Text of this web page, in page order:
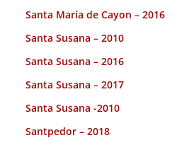
Santa María de Cayon – 2016
Santa Susana – 2010
Santa Susana – 2016
Santa Susana – 2017
Santa Susana -2010
Santpedor – 2018